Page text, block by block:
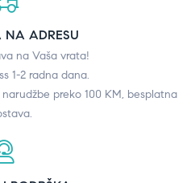
NA ADRESU
na Vaša vrata!
1-2 radna dana.
preko 100 KM, besplatna